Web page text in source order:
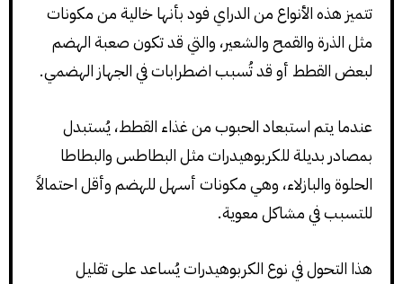
تتميز هذه الأنواع من الدراي فود بأنها خالية من مكونات
مثل الذرة والقمح والشعير، والتي قد تكون صعبة الهضم
لبعض القطط أو قد تُسبب اضطرابات في الجهاز الهضمي.
عندما يتم استبعاد الحبوب من غذاء القطط، يُستبدل
بمصادر بديلة للكربوهيدرات مثل البطاطس والبطاطا
الحلوة والبازلاء، وهي مكونات أسهل للهضم وأقل احتمالاً
للتسبب في مشاكل معوية.
هذا التحول في نوع الكربوهيدرات يُساعد على تقليل